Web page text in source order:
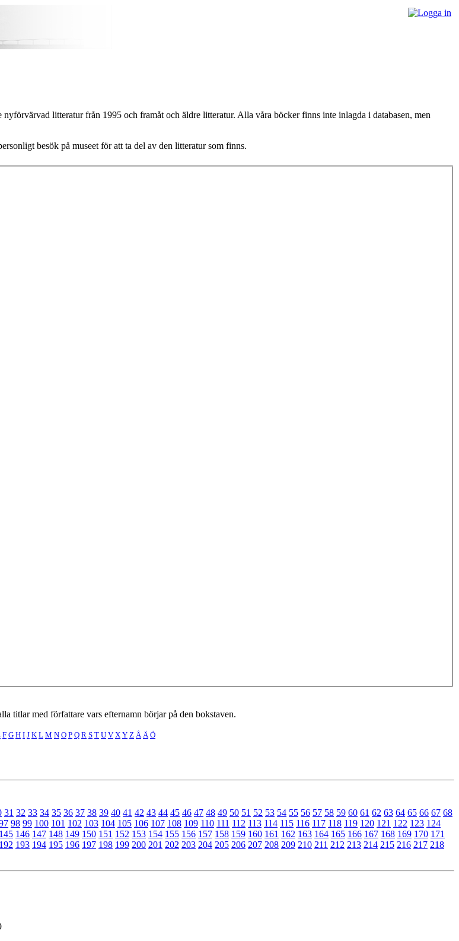
litteratur från 1995 och framåt och äldre litteratur. Alla våra böcker finns inte inlagda i databasen, men
besök på museet för att ta del av den litteratur som finns.
titlar med författare vars efternamn börjar på den bokstaven.
F G H I J K L M N O P Q R S T U V X Y Z Å Ä Ö
31 32 33 34 35 36 37 38 39 40 41 42 43 44 45 46 47 48 49 50 51 52 53 54 55 56 57 58 59 60 61 62 63 64 65 66 67 68
98 99 100 101 102 103 104 105 106 107 108 109 110 111 112 113 114 115 116 117 118 119 120 121 122 123 124
145 146 147 148 149 150 151 152 153 154 155 156 157 158 159 160 161 162 163 164 165 166 167 168 169 170 171
192 193 194 195 196 197 198 199 200 201 202 203 204 205 206 207 208 209 210 211 212 213 214 215 216 217 218